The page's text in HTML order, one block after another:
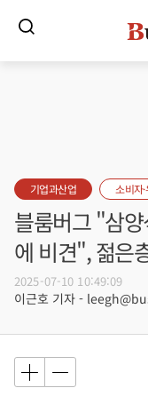
기업과산업 소비자
블룸버그 "삼
에 비견", 젊은
2025-07-10 10:49:09
이근호 기자 -